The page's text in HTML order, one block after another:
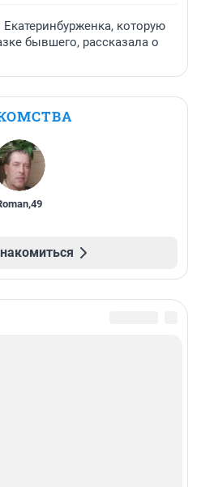
которую
бывшего, рассказала о
,49